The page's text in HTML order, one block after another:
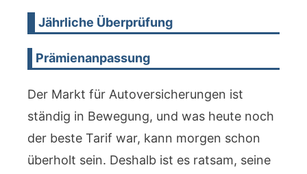
Jährliche Überprüfung
Prämienanpassung
Der Markt für Autoversicherungen ist
ständig in Bewegung, und was heute noch
der beste Tarif war, kann morgen schon
überholt sein. Deshalb ist es ratsam, seine